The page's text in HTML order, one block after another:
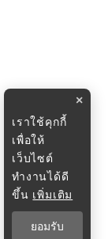
×
เราใช้คุกกี้
เพื่อให้
เว็บไซต์
ทำงานได้ดี
ขึ้น เพิ่มเติม
ยอมรับ